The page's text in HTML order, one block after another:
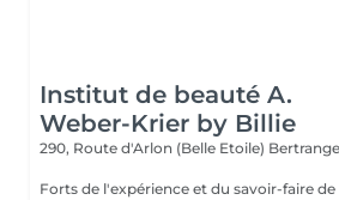
Institut de beauté A.
Weber-Krier by Billie
290, Route d'Arlon (Belle Etoile)
Forts de l'expérience et du savoir-faire